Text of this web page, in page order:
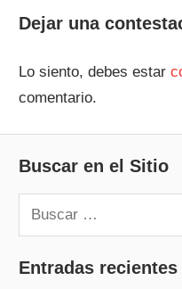
entradas
Dejar una
Lo siento, debes estar
comentario.
Buscar en el Sitio
Buscar:
Entradas recientes